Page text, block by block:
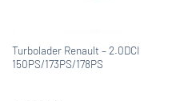
Turbolader Renault – 2.0DCI
150PS/173PS/178PS